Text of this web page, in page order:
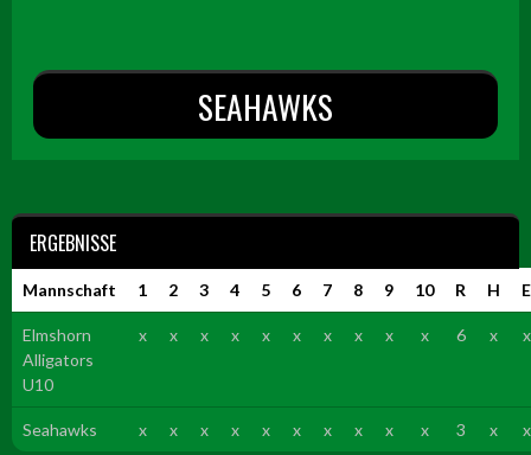
SEAHAWKS
ERGEBNISSE
Mannschaft 1 2 3 4 5 6 7 8 9 10 R H E
Elmshorn
Alligators
U10
x x x x x x x x x x 6 x x
Seahawks x x x x x x x x x x 3 x x